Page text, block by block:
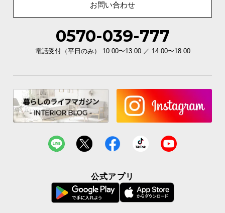
お問い合わせ
0570-039-777
電話受付（平日のみ） 10:00〜13:00 ／ 14:00〜18:00
公式アプリ